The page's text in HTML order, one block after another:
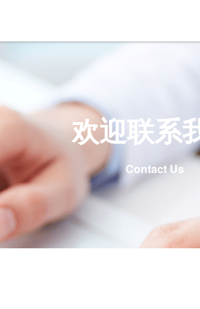
欢迎联系
Contact Us